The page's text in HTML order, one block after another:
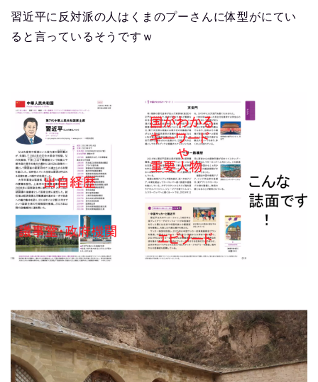
習近平に反対派の人はくまのプーさんに体型がにてい
ると言っているそうですｗ